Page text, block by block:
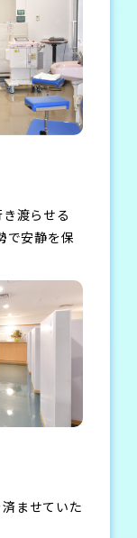
渡らせる
で安静を保
ませていた